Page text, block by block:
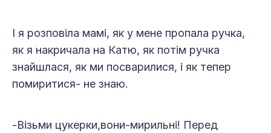
І я розповіла мамі, як у мене пропала ручка,
як я накричала на Катю, як потім ручка
знайшлася, як ми посварилися, і як тепер
помиритися- не знаю.
-Візьми цукерки,вони-мирильні! Перед